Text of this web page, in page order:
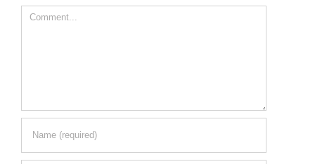
Comment